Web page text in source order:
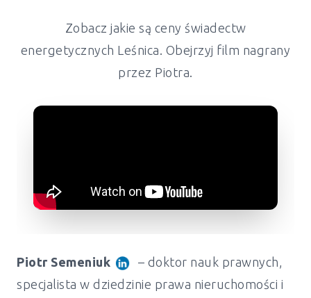
Zobacz jakie są ceny świadectw
energetycznych Leśnica. Obejrzyj film nagrany
przez Piotra.
Piotr Semeniuk
– doktor nauk prawnych,
specjalista w dziedzinie prawa nieruchomości i